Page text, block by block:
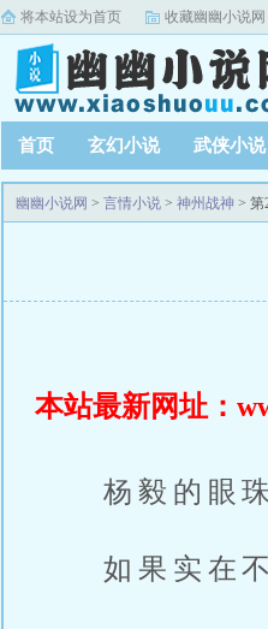
将本站设为首页 收藏幽幽小说网
首页 玄幻小说 武侠小说
幽幽小说网 > 言情小说 > 神州战神 > 第
本站最新网址：
杨毅的眼
如果实在